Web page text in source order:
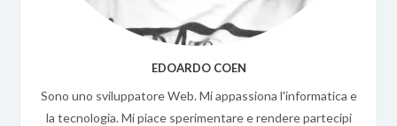
EDOARDO COEN
Sono uno sviluppatore Web. Mi appassiona l'informatica e
la tecnologia. Mi piace sperimentare e rendere partecipi